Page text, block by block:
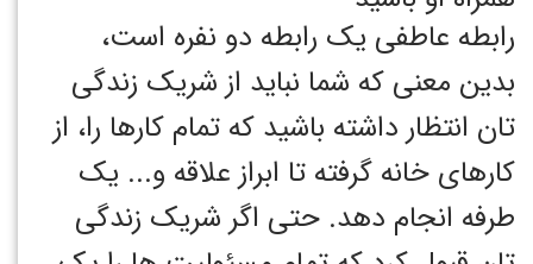
رابطه عاطفی یک رابطه دو نفره است،
بدین معنی که شما نباید از شریک زندگی
تان انتظار داشته باشید که تمام کارها را، از
کارهای خانه گرفته تا ابراز علاقه و... یک
طرفه انجام دهد. حتی اگر شریک زندگی